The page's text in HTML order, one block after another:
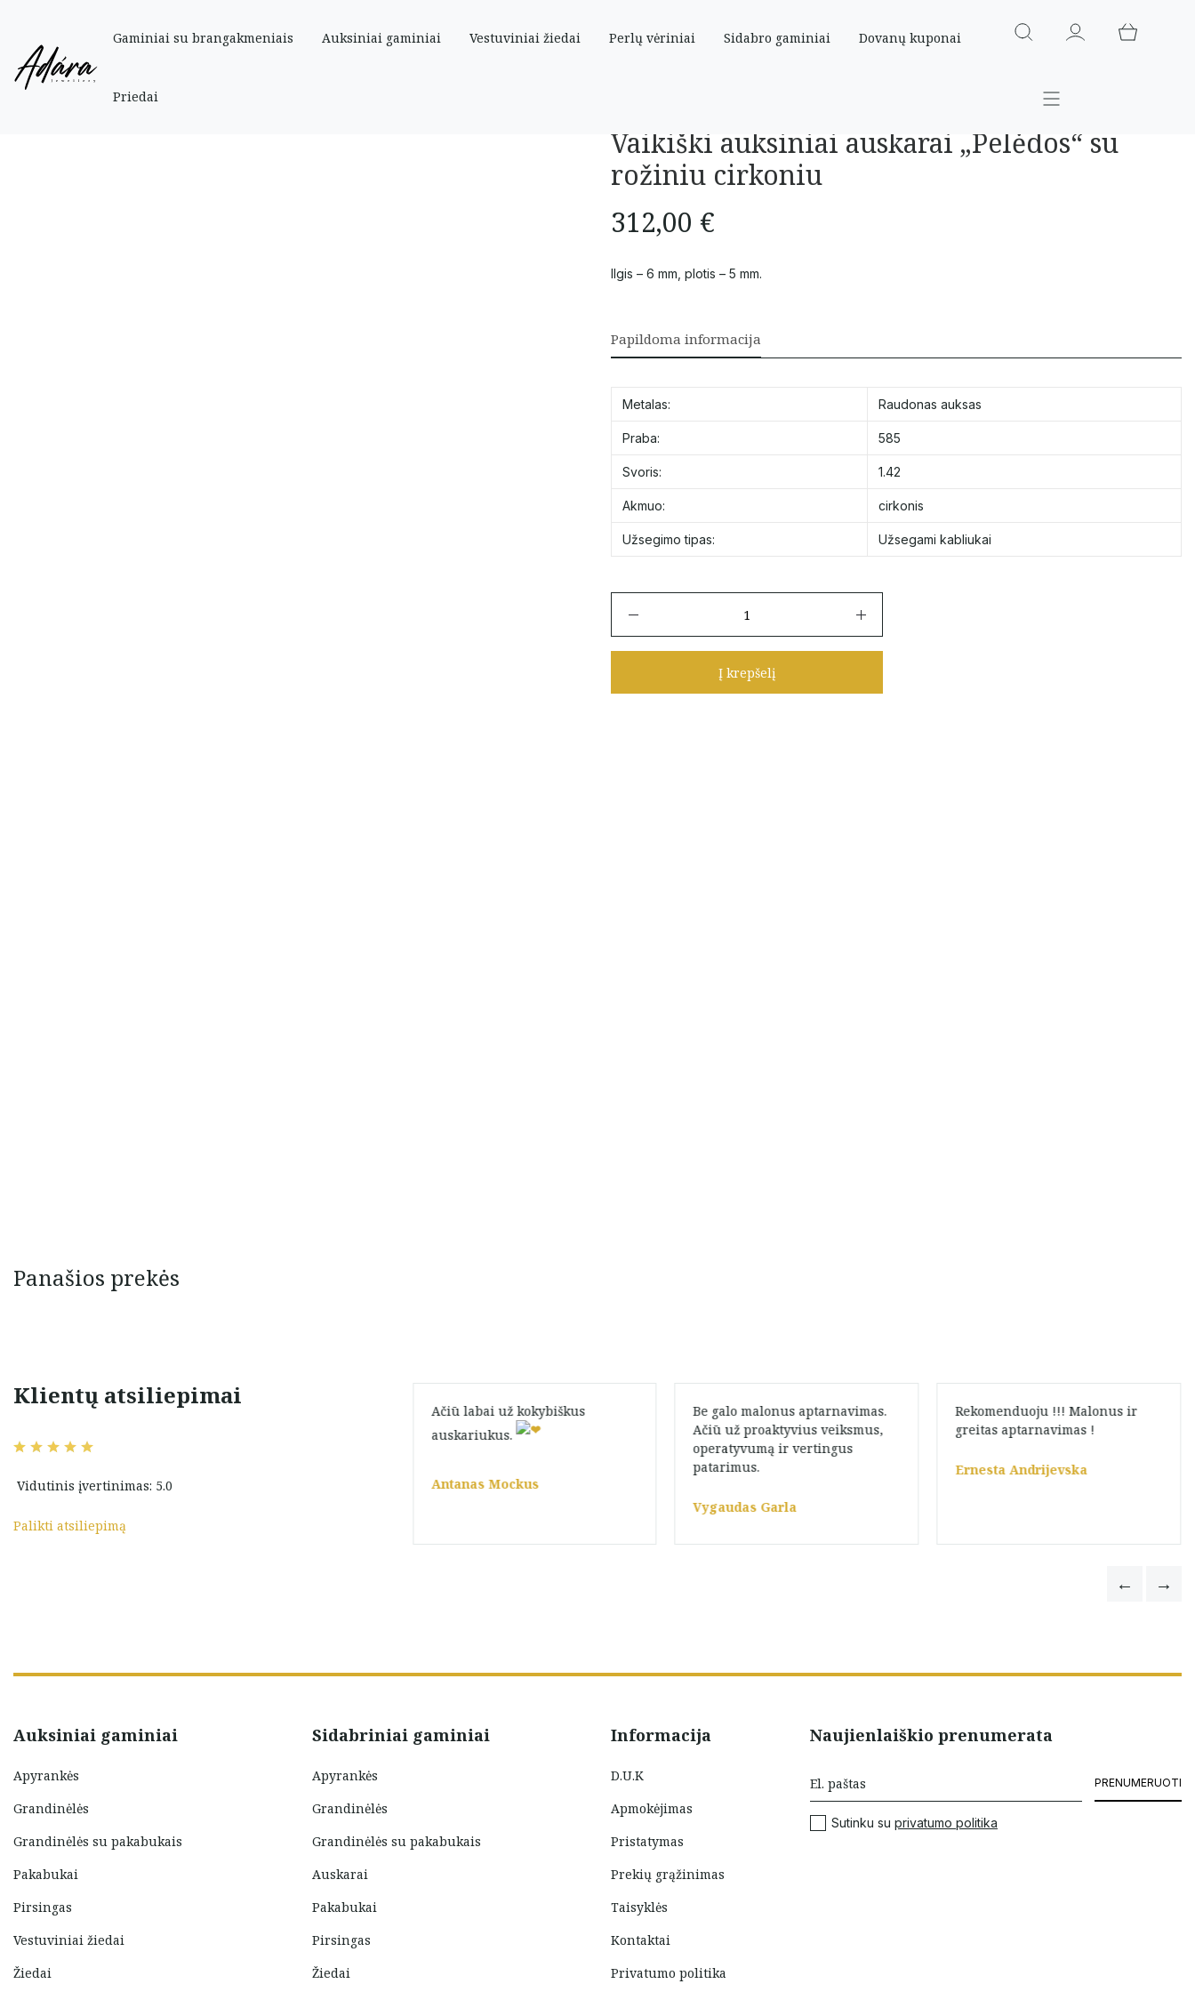
Gaminiai su brangakmeniais Auksiniai gaminiai Vestuviniai žiedai Perlų vėriniai Sidabro gaminiai Dovanų kuponai
Priedai
Pradinis Parduotuve » Auksiniai
Vaikiški auksiniai auskarai „Pelėdos“ su
rožiniu cirkoniu
312,00 €
Ilgis – 6 mm, plotis – 5 mm.
Papildoma informacija
Metalas: Raudonas auksas
Praba: 585
Svoris: 1.42
Akmuo: cirkonis
Užsegimo tipas: Užsegami kabliukai
Vaikiški
„Pelėdos“
Į krepšelį
Panašios prekės
Klientų atsiliepimai
Vidutinis įvertinimas: 5.0
Palikti atsiliepimą
ir rūpestingas
su pakabuku
prekė atitiko visus lūkesčius ir
Dorota Malachovska
Ačiū labai už kokybiškus
auskariukus.
Antanas Mockus
Be galo malonus aptarnavimas.
Ačiū už proaktyvius veiksmus,
operatyvumą ir vertingus
patarimus.
Vygaudas Garla
Rekomenduoju !!! Malonus ir
greitas aptarnavimas !
Ernesta Andrijevska
Auksiniai gaminiai
Apyrankės
Grandinėlės
Grandinėlės su pakabukais
Pakabukai
Pirsingas
Vestuviniai žiedai
Žiedai
Sidabriniai gaminiai
Apyrankės
Grandinėlės
Grandinėlės su pakabukais
Auskarai
Pakabukai
Pirsingas
Žiedai
Informacija
D.U.K
Apmokėjimas
Pristatymas
Prekių grąžinimas
Taisyklės
Kontaktai
Privatumo politika
Naujienlaiškio prenumerata
PRENUMERUOTI
Sutinku su privatumo politika